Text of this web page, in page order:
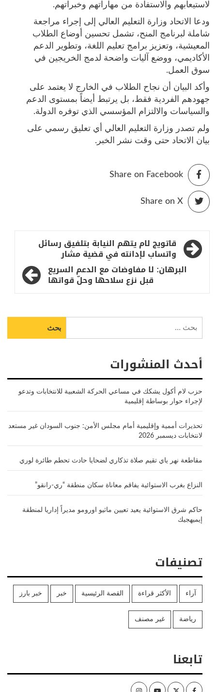
لاستيعابهم والاستفادة من مهاراتهم وخبراتهم.
ودعا الاتحاد وزارة التعليم العالي إلى إجراء مراجعة
شاملة لبرنامج المنح، تشمل تحسين أوضاع الطلاب
المعيشية، وتعزيز برامج تعليم اللغة، وتطوير الدعم
الأكاديمي، ووضع آليات واضحة لدمج الخريجين في
سوق العمل.
وأكد البيان أن نجاح الطلاب في الخارج لا يعتمد على
جهودهم الفردية فقط، بل يرتبط أيضاً بمستوى الدعم
والسياسات والالتزام المؤسسي الذي توفره الدولة.
ولم تصدر وزارة التعليم العالي أي تعليق رسمي على
بيان الاتحاد حتى وقت نشر الخبر.
Share on Facebook
Share on X
تصفّح
المقالات
قاتويج لام يتهم النيابة بتلفيق رسائل
واتساب لإدانته في قضية مشار
البرهان: لا مفاوضات مع الدعم السريع
قبل نزع سلاحها وحلّ قواتها
عن:
أحدث المنشورات
حزب لام أكول يشكك في مساعي الحركة الشعبية للانتخابات وتدعو
لإجراء حوار بوساطة إقليمية
تحذيرات أممية وإقليمية أمام مجلس الأمن: جنوب السودان غير مستعد
لانتخابات ديسمبر 2026
مقاطعة نهر ياي تقيم صلاة تذكاري لضحايا حادث تحطم طائرة لوري
النزاع بغرب الاستوائية يفاقم معاناة سكان منطقة “ري-رانقو”
حاكم شرق الاستوائية يعيد تعيين ماثيو اورومو مديراً إداريا لمنطقة
إيميهجيك
تصنيفات
آراء الأكثر قراءة القصة الرئيسية خبر خبر بارز
رياضة غير مصنف
تابعنا
Facebook
Twitter
Youtube
Instagram